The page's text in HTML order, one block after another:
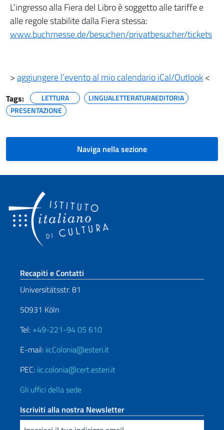
L’ingresso alla Fiera del Libro è soggetto alle tariffe e
alle regole stabilite dalla Fiera stessa:
www.buchmesse.de/besuchen/privatbesucher/tickets
>aggiungere l’evento al mio calendario iCal/Outlook<
Tags: LETTURA
LINGUALETTERATURAEDITORIA
PRESENTAZIONE
Naviga nella sezione
Sezione footer
Recapiti e Contatti
Universitätsstr. 81
50931 Köln
Tel: +49-221-94 05 610
E-mail: iicColonia@esteri.it
PEC: iic.colonia@cert.esteri.it
Gli uffici della sede
Iscriviti alla nostra Newsletter